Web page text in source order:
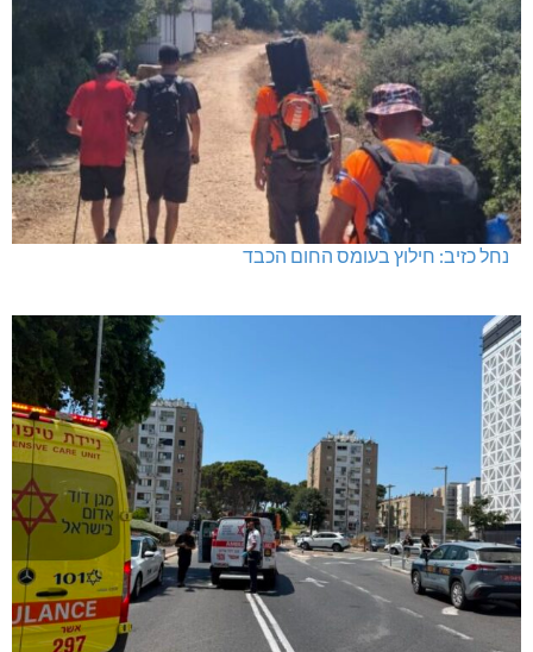
נחל כזיב: חילוץ בעומס החום הכבד